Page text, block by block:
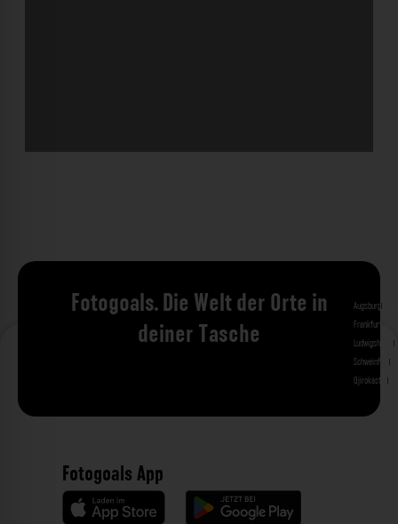
Fotogoals. Die Welt der Orte in
deiner Tasche
Augsburg
Frankfurt am
Ludwigshafen
Schweinfurt
Gjirokastra
Fotogoals App